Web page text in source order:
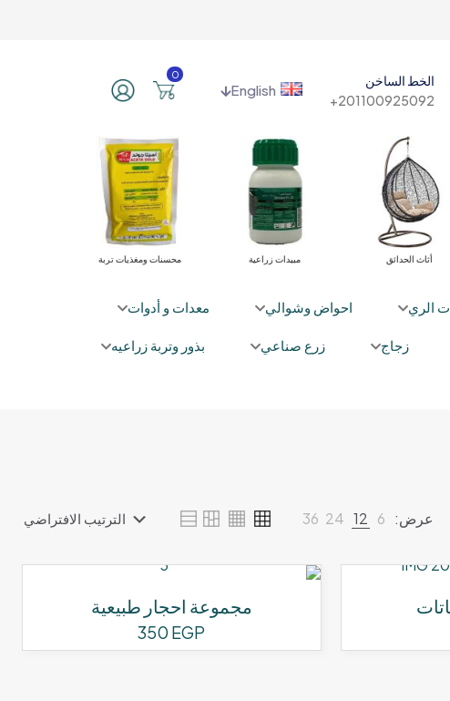
الخط الساخن
201100925092+
English
0
مبيدات زراعية أثاث الحدائق مستلزمات الري
الري احواض وشوالي معدات و أدوات
زجاج زرع صناعي بذور وتربة زراعيه
عرض: 6
12
24
36
مجموعة احجار طبيعية
350 EGP